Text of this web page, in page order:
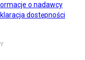
o nadawcy
dostępności